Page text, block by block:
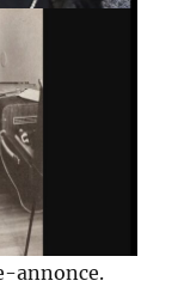
annonce.